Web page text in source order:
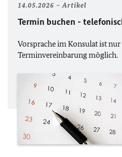
14.05.2026 Artikel
Termin buchen -
Vorsprache im Konsulat ist
Terminvereinbarung möglich.